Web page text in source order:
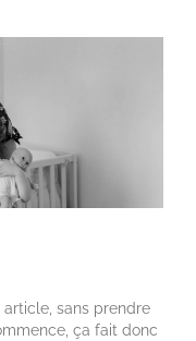
article, sans prendre
ça fait donc